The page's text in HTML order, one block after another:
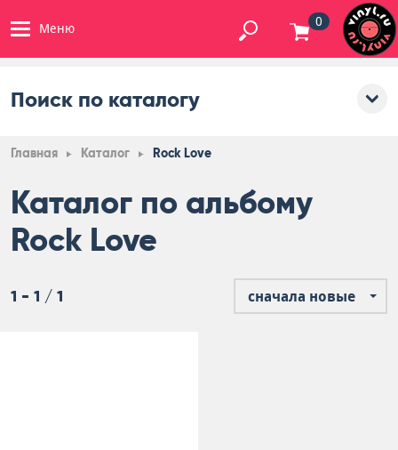
Меню 0
Поиск по каталогу
Главная Каталог Rock Love
Каталог по альбому
Rock Love
1 - 1 / 1 сначала новые